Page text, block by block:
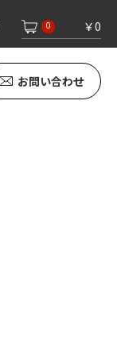
0 ￥0
お問い合わせ